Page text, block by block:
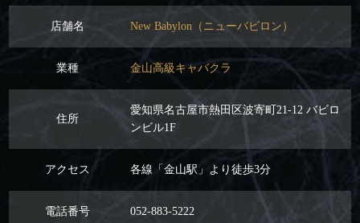
店舗名 New Babylon（ニューバビロン）
業種 金山高級キャバクラ
住所
愛知県名古屋市熱田区波寄町21-12 バビロ
ンビル1F
アクセス 各線「金山駅」より徒歩3分
電話番号 052-883-5222